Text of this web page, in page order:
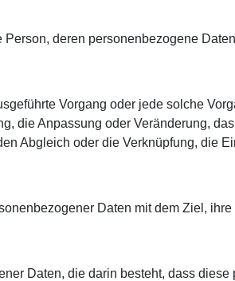
deren personenbezogene
Vorgang oder jede solche
die Anpassung oder Veränderung,
Abgleich oder die Verknüpfung, die
Daten mit dem Ziel,
Daten, die darin besteht, dass